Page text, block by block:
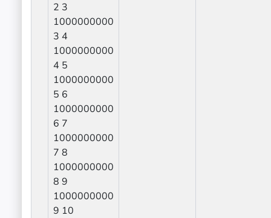
2 3
1000000000
3 4
1000000000
4 5
1000000000
5 6
1000000000
6 7
1000000000
7 8
1000000000
8 9
1000000000
9 10